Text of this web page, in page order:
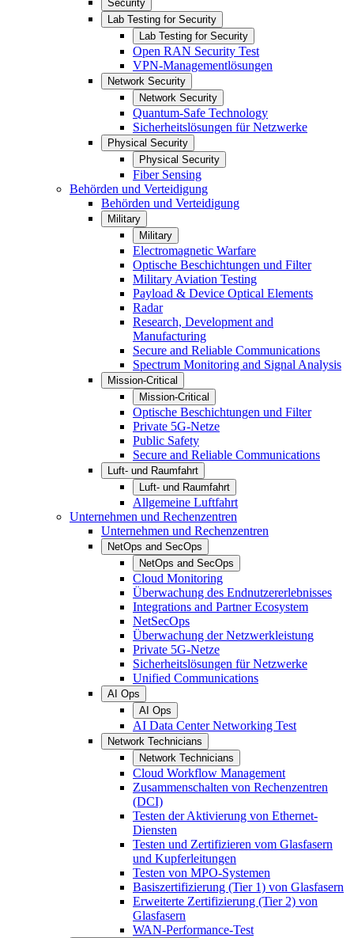
Security
Lab Testing for Security
Lab Testing for Security
Open RAN Security Test
VPN-Managementlösungen
Network Security
Network Security
Quantum-Safe Technology
Sicherheitslösungen für Netzwerke
Physical Security
Physical Security
Fiber Sensing
Behörden und Verteidigung
Behörden und Verteidigung
Military
Military
Electromagnetic Warfare
Optische Beschichtungen und Filter
Military Aviation Testing
Payload & Device Optical Elements
Radar
Research, Development and
Manufacturing
Secure and Reliable Communications
Spectrum Monitoring and Signal Analysis
Mission-Critical
Mission-Critical
Optische Beschichtungen und Filter
Private 5G-Netze
Public Safety
Secure and Reliable Communications
Luft- und Raumfahrt
Luft- und Raumfahrt
Allgemeine Luftfahrt
Unternehmen und Rechenzentren
Unternehmen und Rechenzentren
NetOps and SecOps
NetOps and SecOps
Cloud Monitoring
Überwachung des Endnutzererlebnisses
Integrations and Partner Ecosystem
NetSecOps
Überwachung der Netzwerkleistung
Private 5G-Netze
Sicherheitslösungen für Netzwerke
Unified Communications
AI Ops
AI Ops
AI Data Center Networking Test
Network Technicians
Network Technicians
Cloud Workflow Management
Zusammenschalten von Rechenzentren
(DCI)
Testen der Aktivierung von Ethernet-
Diensten
Testen und Zertifizieren vom Glasfasern
und Kupferleitungen
Testen von MPO-Systemen
Basiszertifizierung (Tier 1) von Glasfasern
Erweiterte Zertifizierung (Tier 2) von
Glasfasern
WAN-Performance-Test